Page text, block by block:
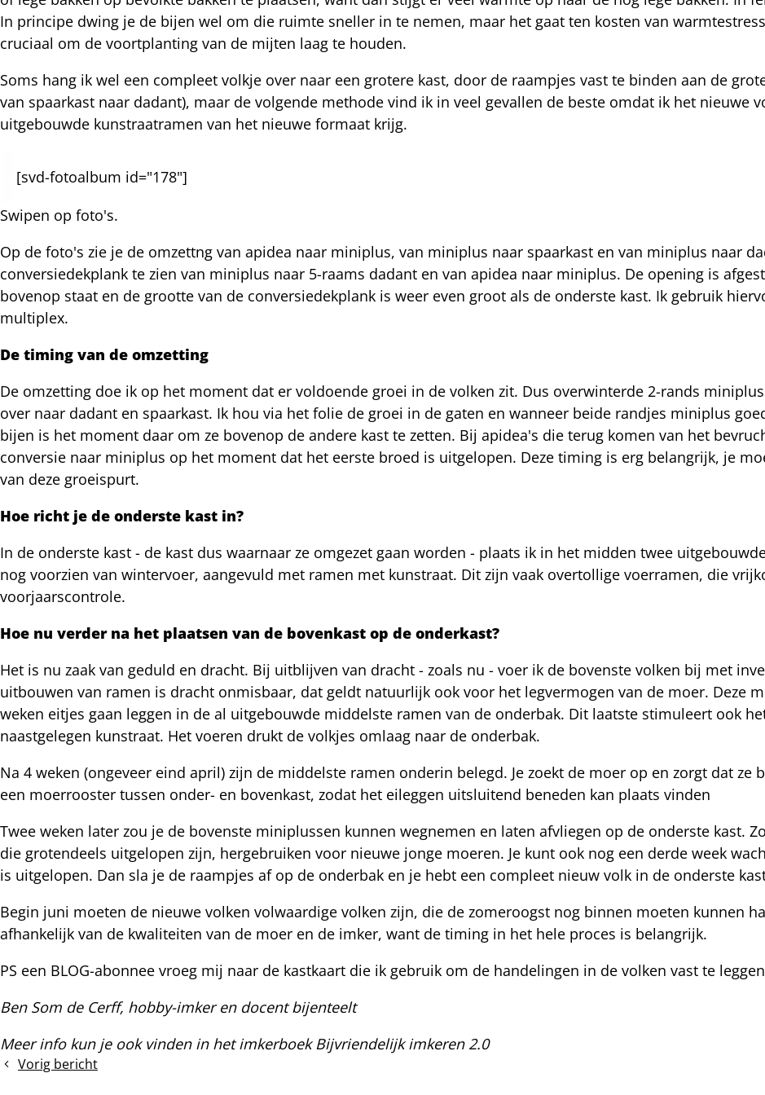
In principe dwing je de bijen wel om die ruimte sneller in te nemen, maar het gaat ten kosten van
cruciaal om de voortplanting van de mijten laag te houden.
Soms hang ik wel een compleet volkje over naar een grotere kast, door de raampjes vast te binden aan de
van spaarkast naar dadant), maar de volgende methode vind ik in veel gevallen de beste omdat ik het nieuwe
uitgebouwde kunstraatramen van het nieuwe formaat krijg.
[svd-fotoalbum id="178"]
Swipen op foto's.
Op de foto's zie je de omzettng van apidea naar miniplus, van miniplus naar spaarkast en van miniplus naar
conversiedekplank te zien van miniplus naar 5-raams dadant en van apidea naar miniplus. De opening is
bovenop staat en de grootte van de conversiedekplank is weer even groot als de onderste kast. Ik gebruik
multiplex.
De timing van de omzetting
De omzetting doe ik op het moment dat er voldoende groei in de volken zit. Dus overwinterde 2-rands
over naar dadant en spaarkast. Ik hou via het folie de groei in de gaten en wanneer beide randjes miniplus
bijen is het moment daar om ze bovenop de andere kast te zetten. Bij apidea's die terug komen van het
conversie naar miniplus op het moment dat het eerste broed is uitgelopen. Deze timing is erg belangrijk, je
van deze groeispurt.
Hoe richt je de onderste kast in?
In de onderste kast - de kast dus waarnaar ze omgezet gaan worden - plaats ik in het midden twee
nog voorzien van wintervoer, aangevuld met ramen met kunstraat. Dit zijn vaak overtollige voerramen, die
voorjaarscontrole.
Hoe nu verder na het plaatsen van de bovenkast op de onderkast?
Het is nu zaak van geduld en dracht. Bij uitblijven van dracht - zoals nu - voer ik de bovenste volken bij met
uitbouwen van ramen is dracht onmisbaar, dat geldt natuurlijk ook voor het legvermogen van de moer. Deze
weken eitjes gaan leggen in de al uitgebouwde middelste ramen van de onderbak. Dit laatste stimuleert ook
naastgelegen kunstraat. Het voeren drukt de volkjes omlaag naar de onderbak.
Na 4 weken (ongeveer eind april) zijn de middelste ramen onderin belegd. Je zoekt de moer op en zorgt dat ze
een moerrooster tussen onder- en bovenkast, zodat het eileggen uitsluitend beneden kan plaats vinden
Twee weken later zou je de bovenste miniplussen kunnen wegnemen en laten afvliegen op de onderste kast.
die grotendeels uitgelopen zijn, hergebruiken voor nieuwe jonge moeren. Je kunt ook nog een derde week
is uitgelopen. Dan sla je de raampjes af op de onderbak en je hebt een compleet nieuw volk in de onderste
Begin juni moeten de nieuwe volken volwaardige volken zijn, die de zomeroogst nog binnen moeten kunnen
afhankelijk van de kwaliteiten van de moer en de imker, want de timing in het hele proces is belangrijk.
PS een BLOG-abonnee vroeg mij naar de kastkaart die ik gebruik om de handelingen in de volken vast te
Ben Som de Cerff, hobby-imker en docent bijenteelt
Meer info kun je ook vinden in het imkerboek Bijvriendelijk imkeren 2.0
Vorig bericht
De